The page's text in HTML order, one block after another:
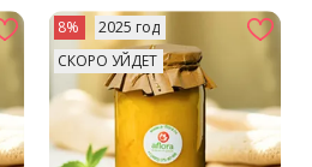
8%
2025 год
СКОРО УЙДЕТ